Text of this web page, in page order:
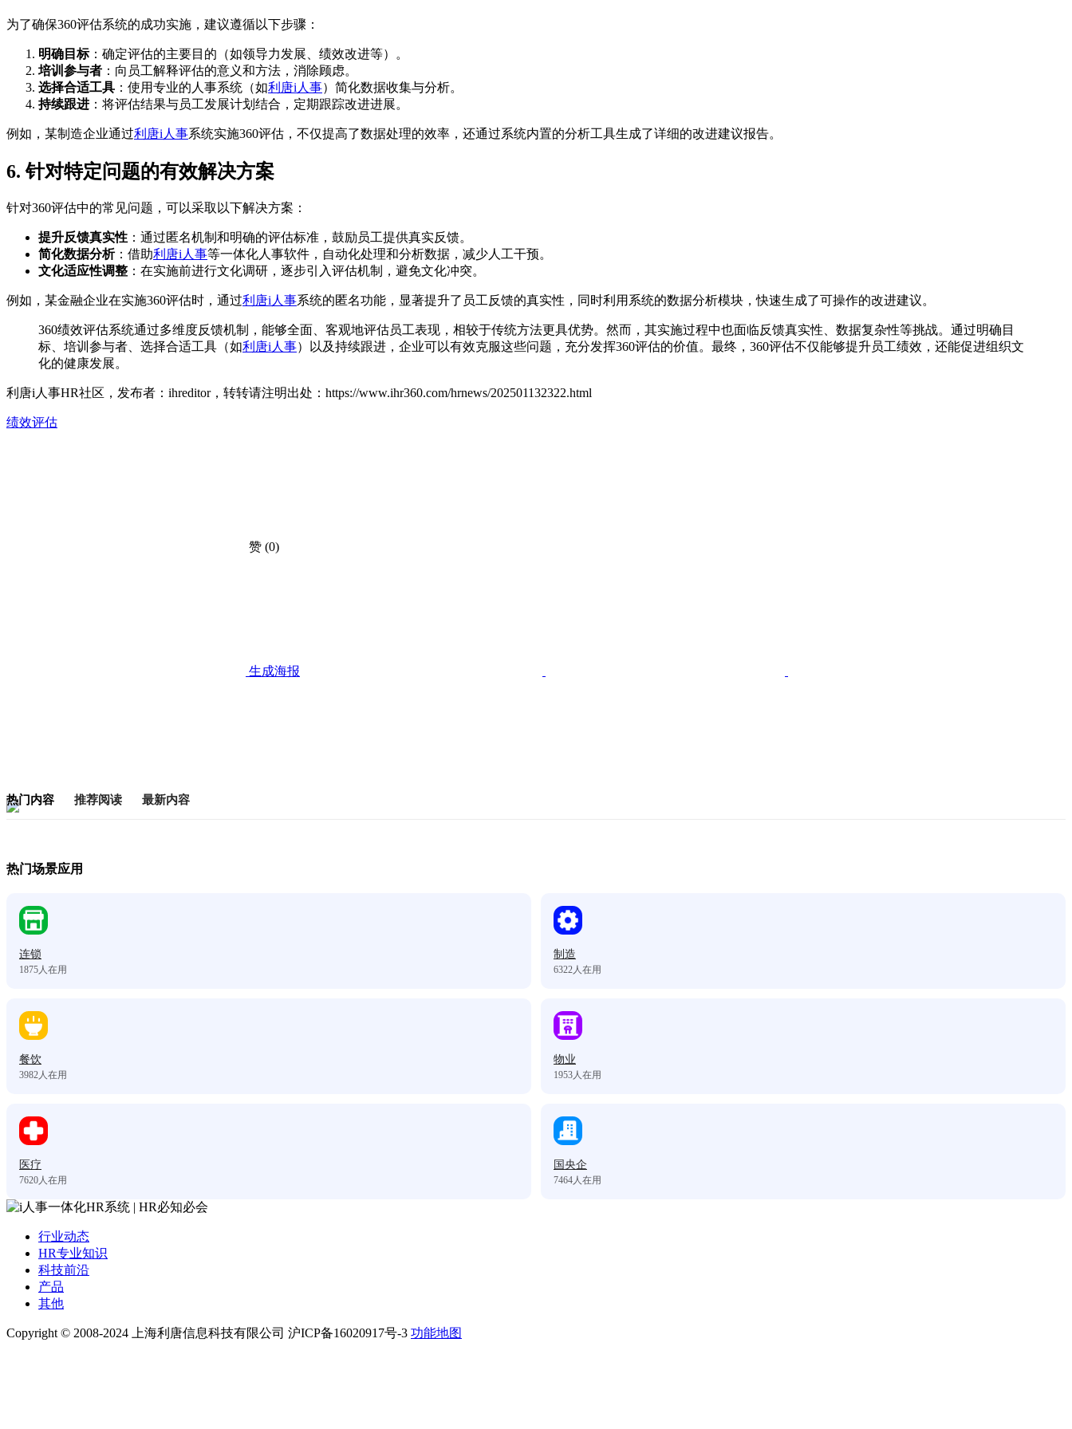
为了确保360评估系统的成功实施，建议遵循以下步骤：
明确目标：确定评估的主要目的（如领导力发展、绩效改进等）。
培训参与者 ：向员工解释评估的意义和方法，消除顾虑。
选择合适工具 ：使用专业的人事系统（如利唐i人事）简化数据收集与分析。
持续跟进 ：将评估结果与员工发展计划结合，定期跟踪改进进展。
例如，某制造企业通过利唐i人事系统实施360评估，不仅提高了数据处理的效率，还通过系统内置的分析工具生成了详细的改进建议报告。
6. 针对特定问题的有效解决方案
针对360评估中的常见问题，可以采取以下解决方案：
提升反馈真实性 ：通过匿名机制和明确的评估标准，鼓励员工提供真实反馈。
简化数据分析：借助利唐i人事等一体化人事软件，自动化处理和分析数据，减少人工干预。
文化适应性调整 ：在实施前进行文化调研，逐步引入评估机制，避免文化冲突。
例如，某金融企业在实施360评估时，通过利唐i人事系统的匿名功能，显著提升了员工反馈的真实性，同时利用系统的数据分析模块，快速生成了可操作的改进建议。
360绩效评估系统通过多维度反馈机制，能够全面、客观地评估员工表现，相较于传统方法更具优势。然而，其实施过程中也面临反馈真实性、数据复杂性等挑战。通过明确目
标、培训参与者、选择合适工具（如利唐i人事）以及持续跟进，企业可以有效克服这些问题，充分发挥360评估的价值。最终，360评估不仅能够提升员工绩效，还能促进组织文
化的健康发展。
利唐i人事HR社区，发布者：ihreditor，转转请注明出处： https://www.ihr360.com/hrnews/202501132322.html
绩效评估
赞 (0)
生成海报
热门内容 推荐阅读 最新内容
热门场景应用
连锁
1875 人在用
制造
6322 人在用
餐饮
3982 人在用
物业
1953 人在用
医疗
7620 人在用
国央企
7464 人在用
行业动态
HR专业知识
科技前沿
产品
其他
Copyright © 2008-2024 上海利唐信息科技有限公司 沪ICP备16020917号-3 功能地图